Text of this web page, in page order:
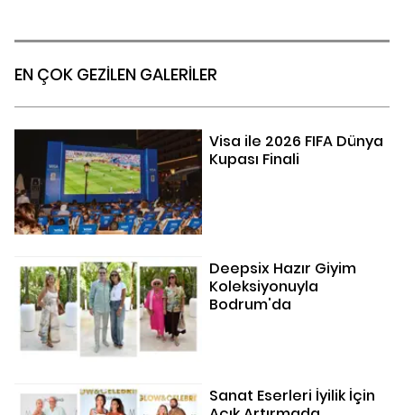
EN ÇOK GEZİLEN GALERİLER
Visa ile 2026 FIFA Dünya
Kupası Finali
Deepsix Hazır Giyim
Koleksiyonuyla
Bodrum'da
Sanat Eserleri İyilik İçin